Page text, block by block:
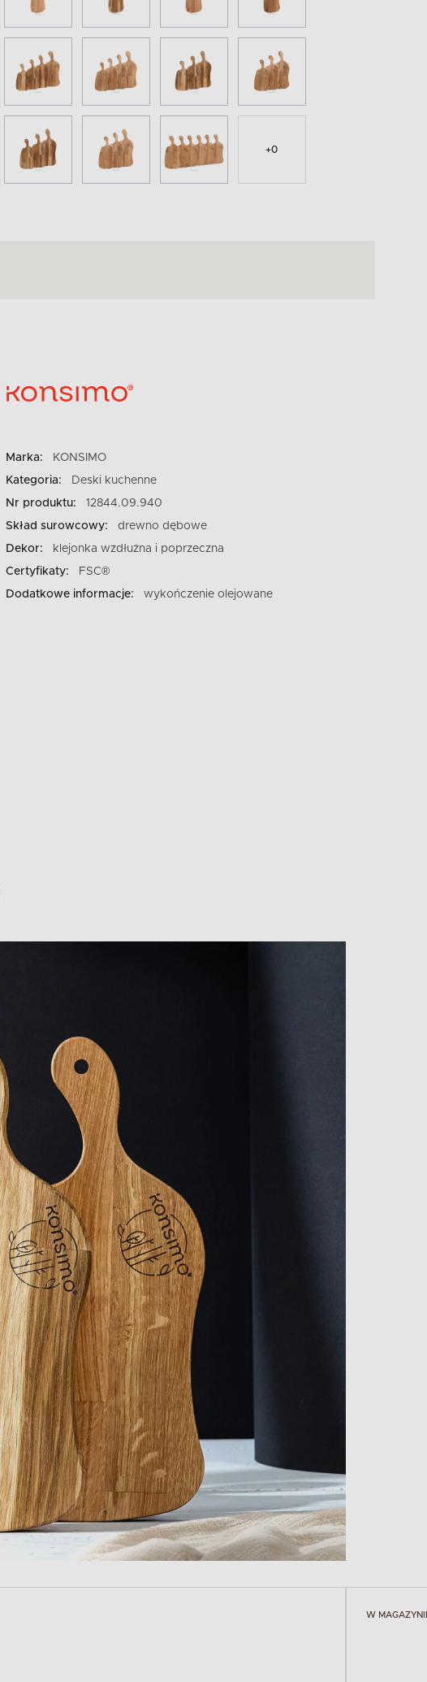
+0
Marka:
KONSIMO
Kategoria:
Deski kuchenne
Nr produktu:
12844.09.940
Skład surowcowy:
drewno dębowe
Dekor:
klejonka wzdłużna i poprzeczna
Certyfikaty:
FSC®
Dodatkowe informacje:
wykończenie olejowane
W